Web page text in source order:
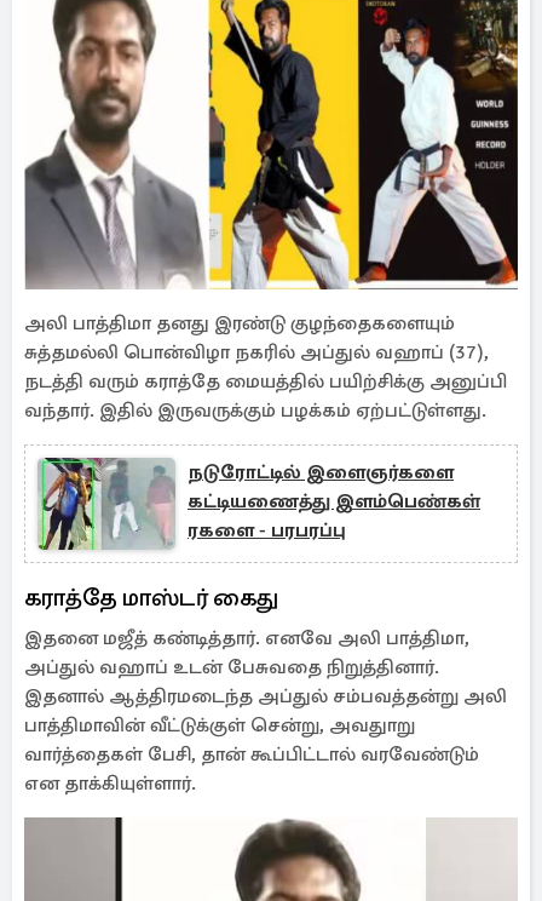
அலி பாத்திமா தனது இரண்டு குழந்தைகளையும்
சுத்தமல்லி பொன்விழா நகரில் அப்துல் வஹாப் (37),
நடத்தி வரும் கராத்தே மையத்தில் பயிற்சிக்கு அனுப்பி
வந்தார். இதில் இருவருக்கும் பழக்கம் ஏற்பட்டுள்ளது.
நடுரோட்டில் இளைஞர்களை
கட்டியணைத்து இளம்பெண்கள்
ரகளை - பரபரப்பு
கராத்தே மாஸ்டர் கைது
இதனை மஜீத் கண்டித்தார். எனவே அலி பாத்திமா,
அப்துல் வஹாப் உடன் பேசுவதை நிறுத்தினார்.
இதனால் ஆத்திரமடைந்த அப்துல் சம்பவத்தன்று அலி
பாத்திமாவின் வீட்டுக்குள் சென்று, அவதுாறு
வார்த்தைகள் பேசி, தான் கூப்பிட்டால் வரவேண்டும்
என தாக்கியுள்ளார்.